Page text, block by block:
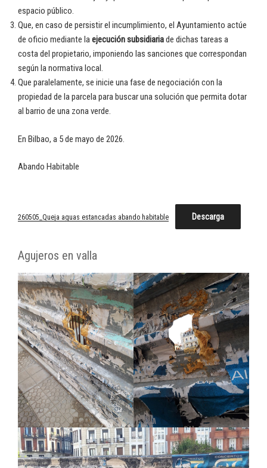
espacio público.
Que, en caso de persistir el incumplimiento, el Ayuntamiento actúe
de oficio mediante laejecución subsidiariade dichas tareas a
costa del propietario, imponiendo las sanciones que correspondan
según la normativa local.
Que paralelamente, se inicie una fase de negociación con la
propiedad de la parcela para buscar una solución que permita dotar
al barrio de una zona verde.
En Bilbao, a 5 de mayo de 2026.
Abando Habitable
260505_Queja aguas estancadas abando habitable Descarga
Agujeros en valla